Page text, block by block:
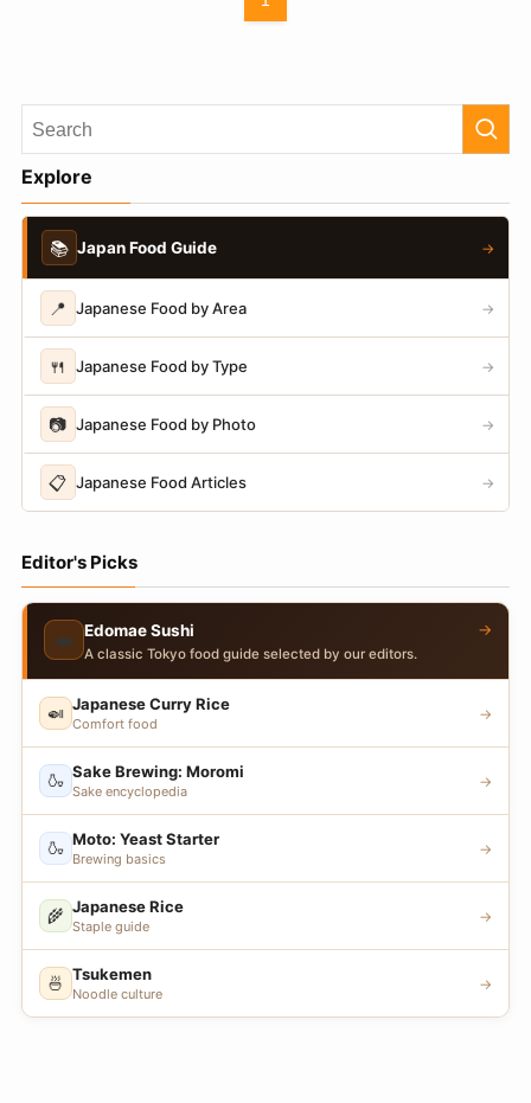
Explore
📚 Japan Food Guide →
📍 Japanese Food by Area →
🍴 Japanese Food by Type →
📷 Japanese Food by Photo →
📋 Japanese Food Articles →
Editor's Picks
🍣 Edomae Sushi
A classic Tokyo food guide selected by our editors.
→
🍛 Japanese Curry Rice
Comfort food
→
🍶 Sake Brewing: Moromi
Sake encyclopedia
→
🍶 Moto: Yeast Starter
Brewing basics
→
🌾 Japanese Rice
Staple guide
→
🍜 Tsukemen
Noodle culture
→